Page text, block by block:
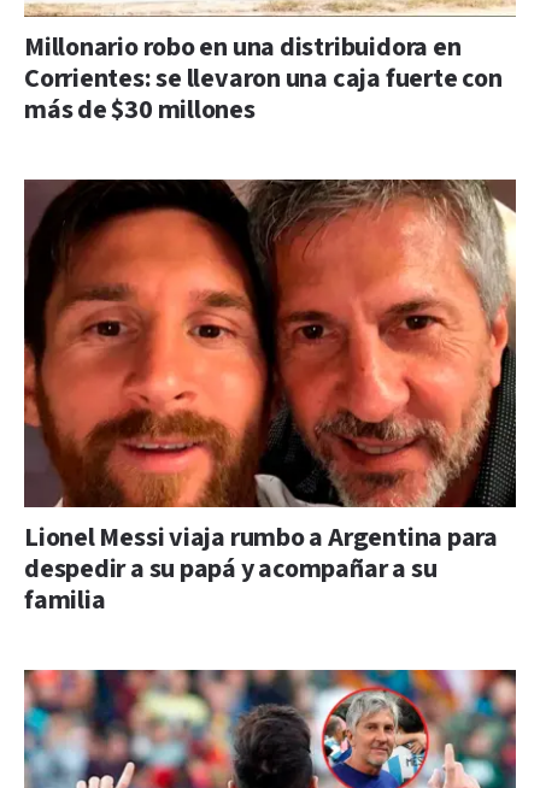
Millonario robo en una distribuidora en
Corrientes: se llevaron una caja fuerte con
más de $30 millones
Lionel Messi viaja rumbo a Argentina para
despedir a su papá y acompañar a su
familia